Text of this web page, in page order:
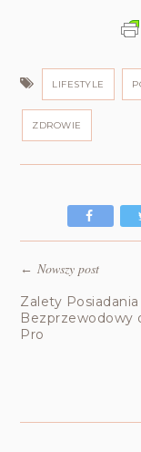
LIFESTYLE
ZDROWIE
←Nowszy post
Zalety
Bezprzewodowy
Pro